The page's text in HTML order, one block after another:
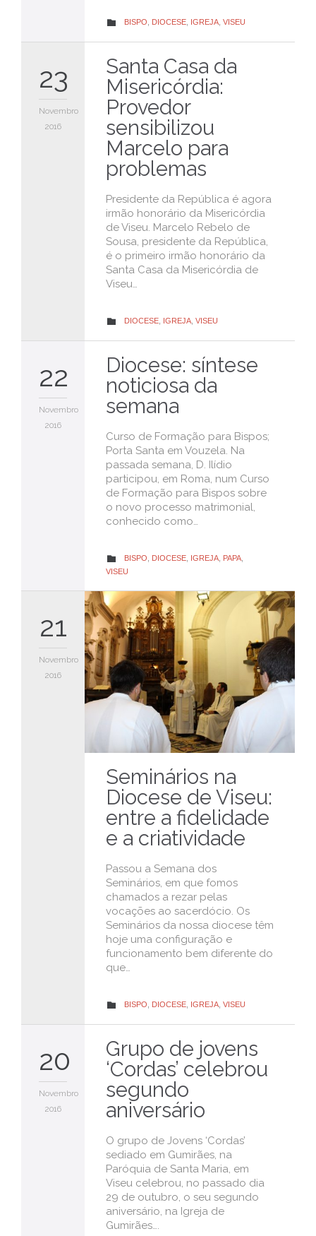
 CATEGORY
BISPO DIOCESE IGREJA VISEU
23
Novembro
2016
Santa Casa da
Misericórdia:
Provedor
sensibilizou
Marcelo para
problemas
Presidente da República é agora
irmão honorário da Misericórdia
de Viseu. Marcelo Rebelo de
Sousa, presidente da República,
é o primeiro irmão honorário da
Santa Casa da Misericórdia de
Viseu…
 CATEGORY
DIOCESE IGREJA VISEU
22
Novembro
2016
Diocese: síntese
noticiosa da
semana
Curso de Formação para Bispos;
Porta Santa em Vouzela. Na
passada semana, D. Ilídio
participou, em Roma, num Curso
de Formação para Bispos sobre
o novo processo matrimonial,
conhecido como…
 CATEGORY
BISPO DIOCESE IGREJA PAPA
VISEU
21
Novembro
2016
Seminários na
Diocese de Viseu:
entre a fidelidade
e a criatividade
Passou a Semana dos
Seminários, em que fomos
chamados a rezar pelas
vocações ao sacerdócio. Os
Seminários da nossa diocese têm
hoje uma configuração e
funcionamento bem diferente do
que…
 CATEGORY
BISPO DIOCESE IGREJA VISEU
20
Novembro
2016
Grupo de jovens
‘Cordas’ celebrou
segundo
aniversário
O grupo de Jovens ‘Cordas’
sediado em Gumirães, na
Paróquia de Santa Maria, em
Viseu celebrou, no passado dia
29 de outubro, o seu segundo
aniversário, na Igreja de
Gumirães….